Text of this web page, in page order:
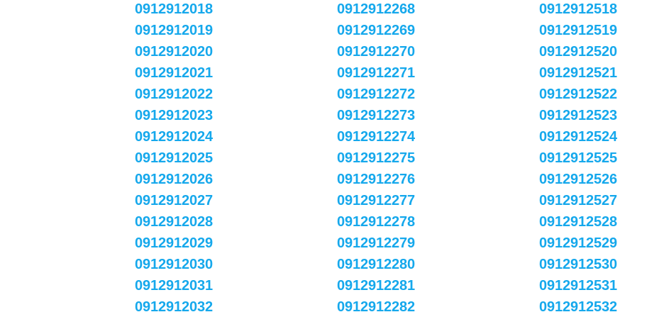
0912912018
0912912019
0912912020
0912912021
0912912022
0912912023
0912912024
0912912025
0912912026
0912912027
0912912028
0912912029
0912912030
0912912031
0912912032
0912912268
0912912269
0912912270
0912912271
0912912272
0912912273
0912912274
0912912275
0912912276
0912912277
0912912278
0912912279
0912912280
0912912281
0912912282
0912912518
0912912519
0912912520
0912912521
0912912522
0912912523
0912912524
0912912525
0912912526
0912912527
0912912528
0912912529
0912912530
0912912531
0912912532